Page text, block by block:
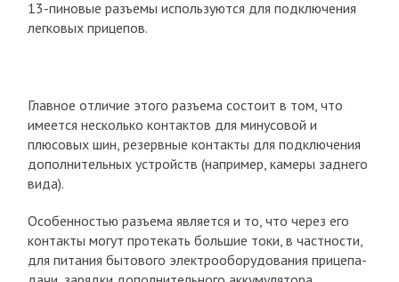
13-пиновые разъемы используются для подключения
легковых прицепов.
Главное отличие этого разъема состоит в том, что
имеется несколько контактов для минусовой и
плюсовых шин, резервные контакты для подключения
дополнительных устройств (например, камеры заднего
вида).
Особенностью разъема является и то, что через его
контакты могут протекать большие токи, в частности,
для питания бытового электрооборудования прицепа-